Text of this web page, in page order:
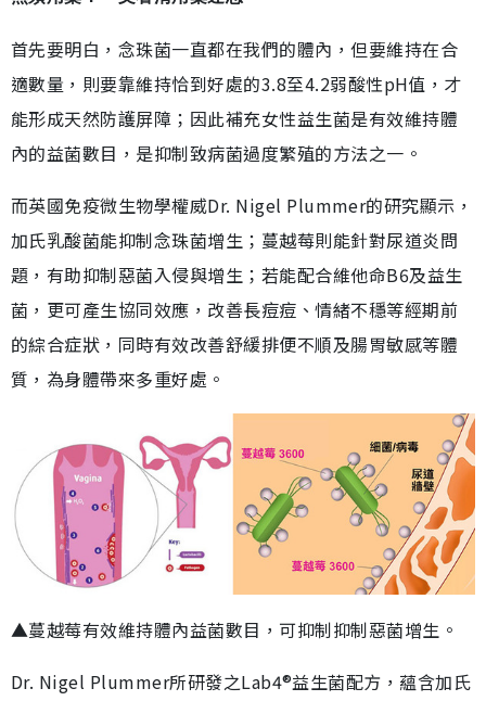
首先要明白，念珠菌一直都在我們的體內，但要維持在合
適數量，則要靠維持恰到好處的3.8至4.2弱酸性pH值，才
能形成天然防護屏障；因此補充女性益生菌是有效維持體
內的益菌數目，是抑制致病菌過度繁殖的方法之一。
而英國免疫微生物學權威Dr. Nigel Plummer的研究顯示，
加氏乳酸菌能抑制念珠菌增生；蔓越莓則能針對尿道炎問
題，有助抑制惡菌入侵與增生；若能配合維他命B6及益生
菌，更可產生協同效應，改善長痘痘、情緒不穩等經期前
的綜合症狀，同時有效改善舒緩排便不順及腸胃敏感等體
質，為身體帶來多重好處。
▲蔓越莓有效維持體內益菌數目，可抑制抑制惡菌增生。
Dr. Nigel Plummer所研發之Lab4®益生菌配方，蘊含加氏